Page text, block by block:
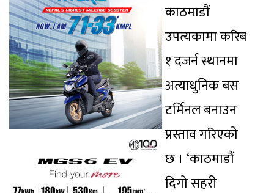
काठमाडौं
उपत्यकामा करिब
१ दजर्न स्थानमा
अत्याधुनिक बस
टर्मिनल बनाउन
प्रस्ताव गरिएको
छ । ‘काठमाडौं
दिगो सहरी